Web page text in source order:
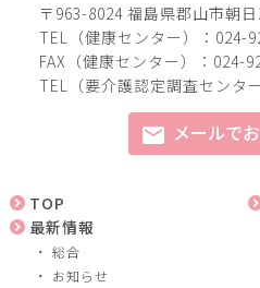
〒963-8024 福島県郡山市朝
TEL（健康センター）：024-
FAX（健康センター）：024-
TEL（要介護認定調査センタ
mail メールで
TOP
最新情報
総合
お知らせ